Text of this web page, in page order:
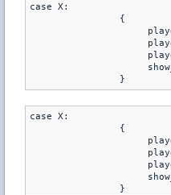
case X:
                {
                }
case X:
                {
                }